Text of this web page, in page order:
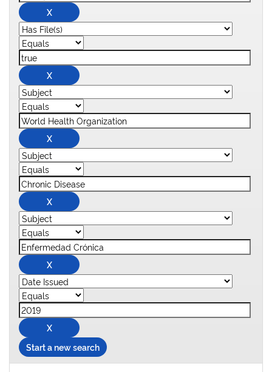
Start a new search